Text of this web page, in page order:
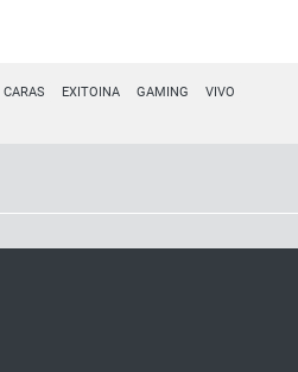
CARAS EXITOINA GAMING VIVO